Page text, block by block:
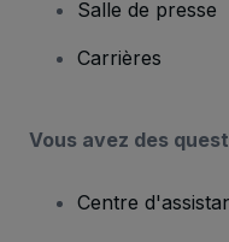
Salle de presse
Carrières
Vous avez des
Centre